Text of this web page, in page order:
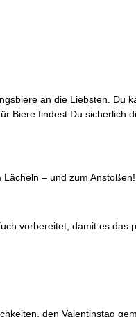
an die Liebsten. Du
Biere findest Du sicherlich
– und zum Anstoßen!
vorbereitet, damit es das
den Valentinstag